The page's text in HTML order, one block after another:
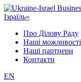
Ізраїль»
Про Ділову Раду
Наші можливості
Наші партнери
Контакти
EN